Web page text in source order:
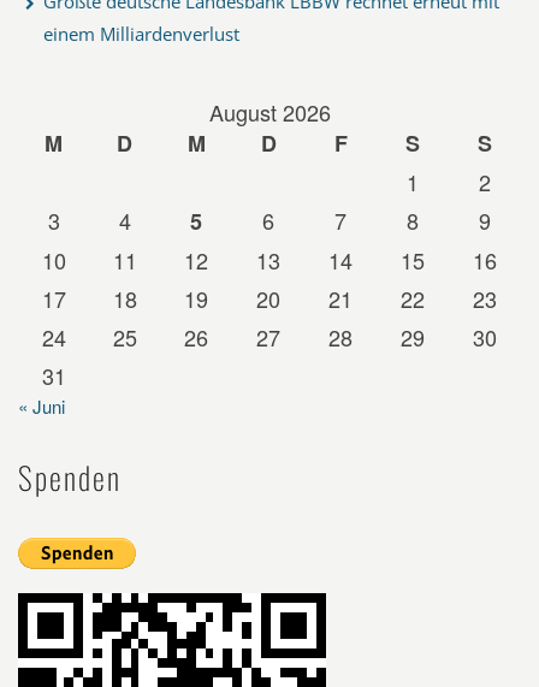
einem Milliardenverlust
August 2026
M
D M D F S
S
1
2
3
4 5 6 7 8
9
10
11 12 13 14 15
16
17
18 19 20 21 22
23
24
25 26 27 28 29
30
31
« Juni
Spenden